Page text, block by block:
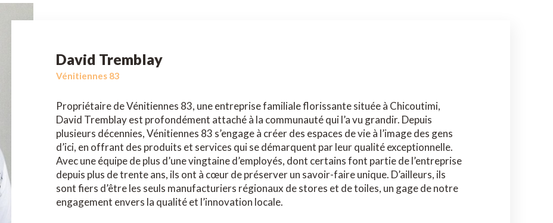
David Tremblay
Vénitiennes 83
Propriétaire de Vénitiennes 83, une entreprise familiale florissante située à Chicoutimi,
David Tremblay est profondément attaché à la communauté qui l’a vu grandir. Depuis
plusieurs décennies, Vénitiennes 83 s’engage à créer des espaces de vie à l’image des gens
d’ici, en offrant des produits et services qui se démarquent par leur qualité exceptionnelle.
Avec une équipe de plus d’une vingtaine d’employés, dont certains font partie de l’entreprise
depuis plus de trente ans, ils ont à cœur de préserver un savoir-faire unique. D’ailleurs, ils
sont fiers d’être les seuls manufacturiers régionaux de stores et de toiles, un gage de notre
engagement envers la qualité et l’innovation locale.